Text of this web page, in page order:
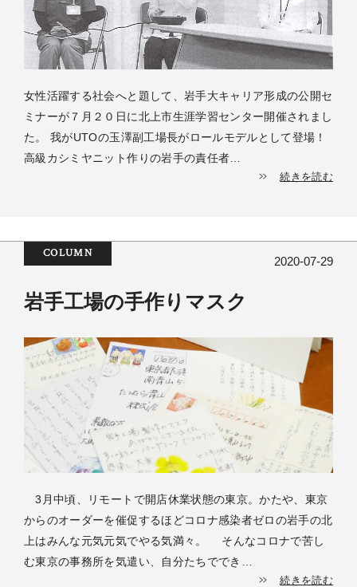
女性活躍する社会へと題して、岩手大キャリア形成の公開セ
ミナーが７月２０日に北上市生涯学習センター開催されまし
た。 我がUTOの玉澤副工場長がロールモデルとして登場！
高級カシミヤニット作りの岩手の責任者…
続きを読む
COLUMN
2020-07-29
岩手工場の手作りマスク
3月中頃、リモートで開店休業状態の東京。かたや、東京
からのオーダーを催促するほどコロナ感染者ゼロの岩手の北
上はみんな元気元気でやる気満々。 そんなコロナで苦し
む東京の事務所を気遣い、自分たちででき…
続きを読む